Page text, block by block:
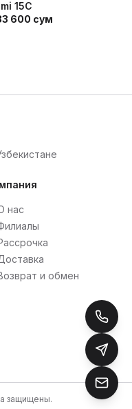
15C
600 сум
нас
и обмен
защищены.